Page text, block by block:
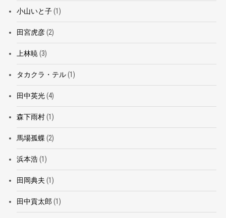
小山いと子(1)
田宮虎彦(2)
上林暁 (3)
タカクラ・テル(1)
田中英光(4)
森下雨村(1)
馬場孤蝶 (2)
浜本浩(1)
田岡典夫 (1)
田中貢太郎 (1)